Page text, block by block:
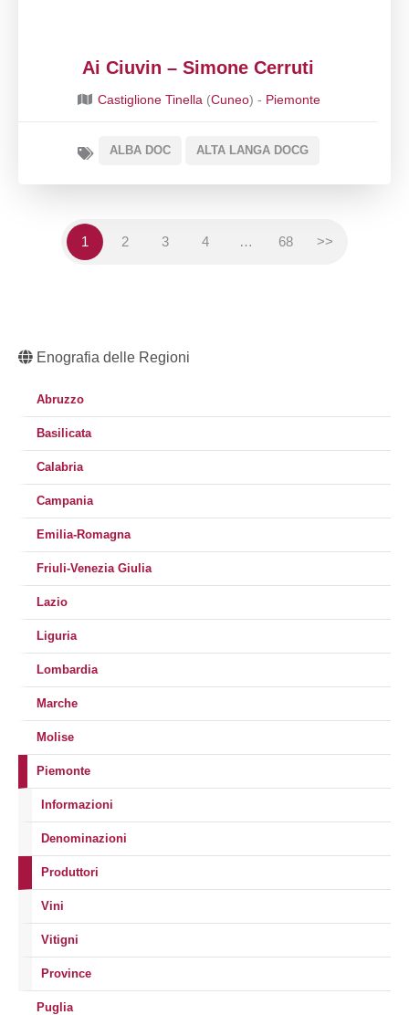
Ai Ciuvin – Simone Cerruti
Castiglione Tinella (Cuneo) - Piemonte
ALBA DOC ALTA LANGA DOCG
1 2 3 4 … 68 >>
Enografia delle Regioni
Abruzzo
Basilicata
Calabria
Campania
Emilia-Romagna
Friuli-Venezia Giulia
Lazio
Liguria
Lombardia
Marche
Molise
Piemonte
Informazioni
Denominazioni
Produttori
Vini
Vitigni
Province
Puglia